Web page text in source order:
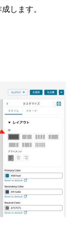
します。